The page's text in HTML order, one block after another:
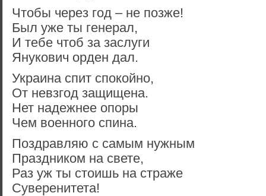
Чтобы через год – не позже!
Был уже ты генерал,
И тебе чтоб за заслуги
Янукович орден дал.
Украина спит спокойно,
От невзгод защищена.
Нет надежнее опоры
Чем военного спина.
Поздравляю с самым нужным
Праздником на свете,
Раз уж ты стоишь на страже
Суверенитета!